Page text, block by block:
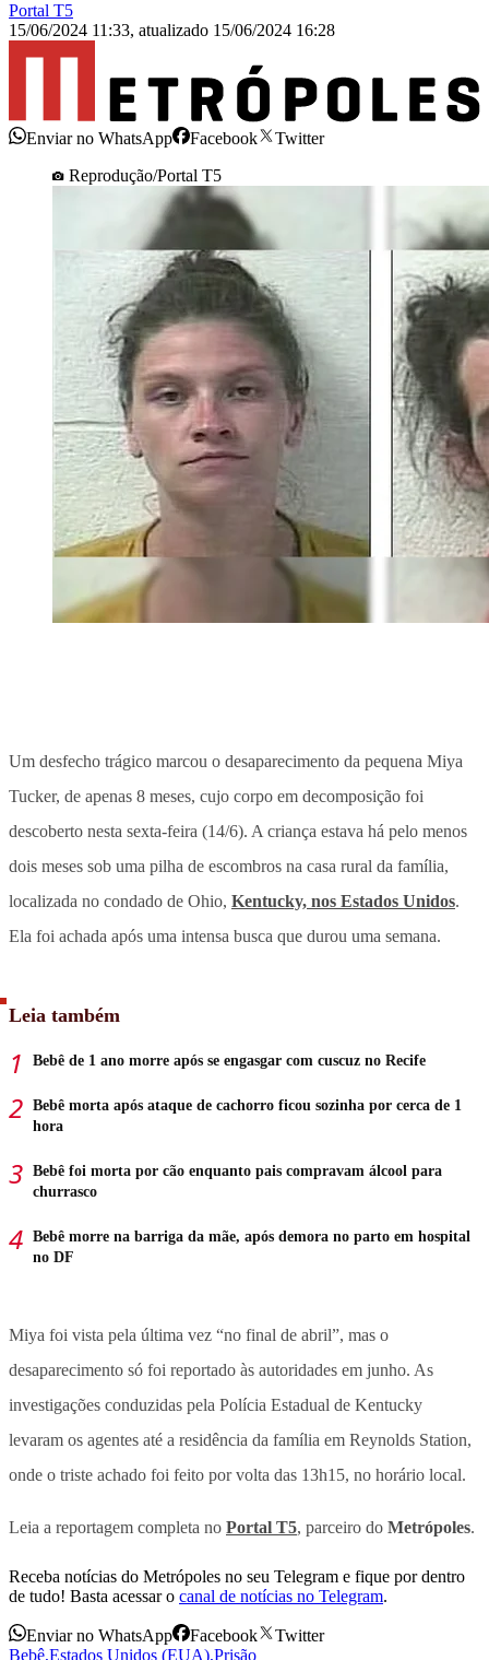
Portal T5
15/06/2024 11:33, atualizado 15/06/2024 16:28
Enviar no WhatsApp Facebook
Twitter
Reprodução/Portal T5
Um desfecho trágico marcou o desaparecimento da pequena Miya
Tucker, de apenas 8 meses, cujo corpo em decomposição foi
descoberto nesta sexta-feira (14/6). A criança estava há pelo menos
dois meses sob uma pilha de escombros na casa rural da família,
localizada no condado de Ohio, Kentucky, nos Estados Unidos.
Ela foi achada após uma intensa busca que durou uma semana.
Leia também
Bebê de 1 ano morre após se engasgar com cuscuz no Recife
Bebê morta após ataque de cachorro ficou sozinha por cerca de 1
hora
Bebê foi morta por cão enquanto pais compravam álcool para
churrasco
Bebê morre na barriga da mãe, após demora no parto em hospital
no DF
Miya foi vista pela última vez “no final de abril”, mas o
desaparecimento só foi reportado às autoridades em junho. As
investigações conduzidas pela Polícia Estadual de Kentucky
levaram os agentes até a residência da família em Reynolds Station,
onde o triste achado foi feito por volta das 13h15, no horário local.
Leia a reportagem completa no Portal T5, parceiro do Metrópoles.
Receba notícias do Metrópoles no seu Telegram e fique por dentro
de tudo! Basta acessar o canal de notícias no Telegram.
Enviar no WhatsApp Facebook
Twitter
Bebê,Estados Unidos (EUA),Prisão